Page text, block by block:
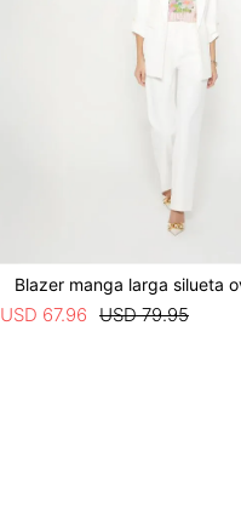
Blazer manga larga silueta
USD 79.95
USD 67.96